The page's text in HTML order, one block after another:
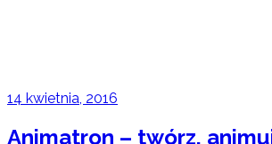
14 kwietnia, 2016
Animatron – twórz,